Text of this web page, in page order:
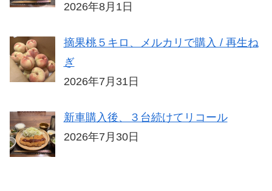
2026年8月1日
摘果桃５キロ、メルカリで購入 / 再生ね
ぎ
2026年7月31日
新車購入後、３台続けてリコール
2026年7月30日